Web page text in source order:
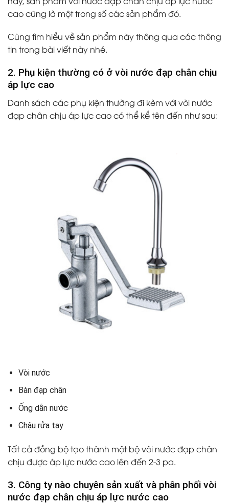
cao cũng là một trong số các sản phẩm đó.
Cùng tìm hiểu về sản phẩm này thông qua các thông
tin trong bài viết này nhé.
2. Phụ kiện thường có ở vòi nước đạp chân chịu
áp lực cao
Danh sách các phụ kiện thường đi kèm với vòi nước
đạp chân chịu áp lực cao có thể kể tên đến như sau:
Vòi nước
Bàn đạp chân
Ống dẫn nước
Chậu rửa tay
Tất cả đồng bộ tạo thành một bộ vòi nước đạp chân
chịu được áp lực nước cao lên đến 2-3 pa.
3. Công ty nào chuyên sản xuất và phân phối vòi
nước đạp chân chịu áp lực nước cao